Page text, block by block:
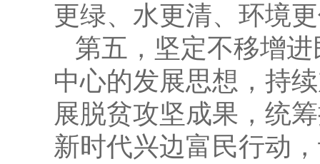
更绿、水更清、环境
第五，坚定不移增
中心的发展思想，持
展脱贫攻坚成果，统
新时代兴边富民行动